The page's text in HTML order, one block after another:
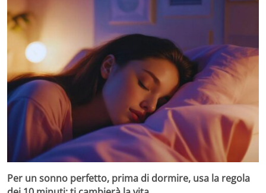
Per un sonno perfetto, prima di dormire, usa la regola